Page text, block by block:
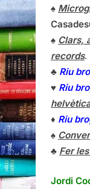
♠
♠ Clars,
records.
♣ Riu
♥ Riu
♦ Riu
♠
♣ Fer
Jordi